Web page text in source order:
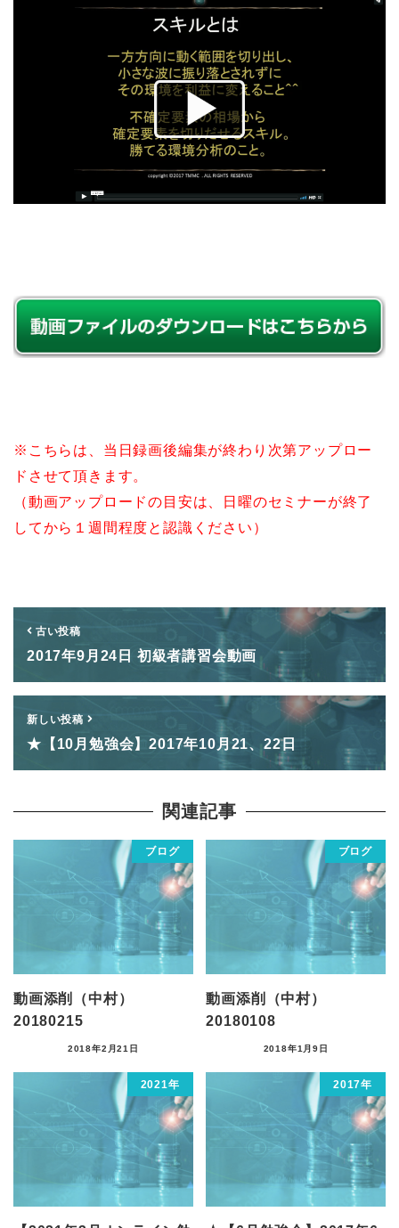
※こちらは、当日録画後編集が終わり次第アップロー
ドさせて頂きます。
（動画アップロードの目安は、日曜のセミナーが終了
してから１週間程度と認識ください）
古い投稿
2017年9月24日 初級者講習会動画
新しい投稿
★【10月勉強会】2017年10月21、22日
関連記事
ブログ
動画添削（中村）
20180215
2018年2月21日
ブログ
動画添削（中村）
20180108
2018年1月9日
2021年 2017年